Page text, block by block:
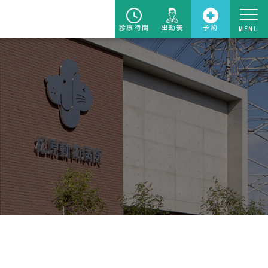
診療時間 出勤表 予約